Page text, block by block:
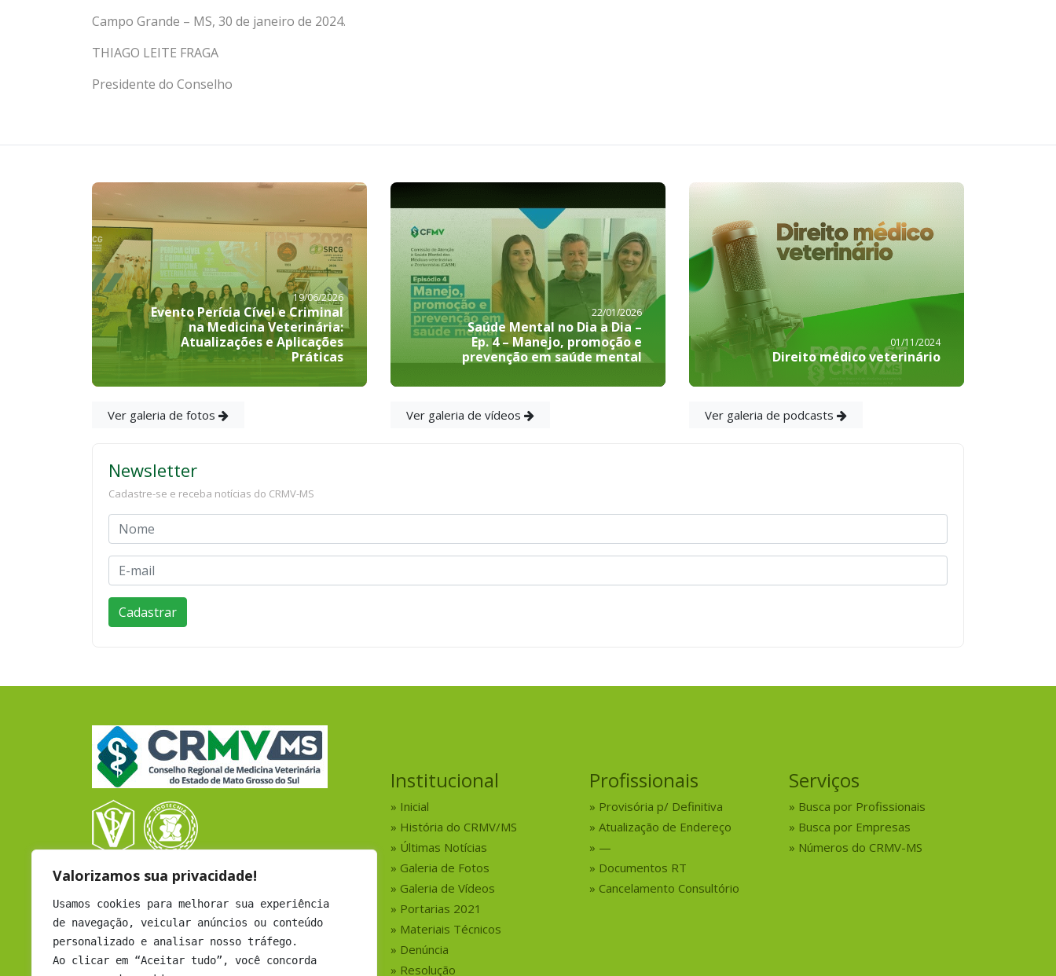
Valorizamos sua privacidade!
Usamos cookies para melhorar sua experiência
de navegação, veicular anúncios ou conteúdo
personalizado e analisar nosso tráfego.
Ao clicar em “Aceitar tudo”, você concorda
Campo Grande – MS, 30 de janeiro de 2024.
THIAGO LEITE FRAGA
Presidente do Conselho
19/06/2026
Evento Perícia Cível e Criminal
na Medicina Veterinária:
Atualizações e Aplicações
Práticas
Ver galeria de fotos
22/01/2026
Saúde Mental no Dia a Dia –
Ep. 4 – Manejo, promoção e
prevenção em saúde mental
Ver galeria de vídeos
01/11/2024
Direito médico veterinário
Ver galeria de podcasts
Newsletter
Cadastre-se e receba notícias do CRMV-MS
CRMV - CAMPO GRANDE
Rua Coronel Cacildo Arantes, 433
B. Chácara Cachoeira - Cep: 79040-452
Campo Grande - MS
Atendimento: Seg a Sex - 12h às 18h
Institucional
Inicial
História do CRMV/MS
Últimas Notícias
Galeria de Fotos
Galeria de Vídeos
Portarias 2021
Materiais Técnicos
Denúncia
Resolução
Profissionais
Provisória p/ Definitiva
Atualização de Endereço
—
Documentos RT
Cancelamento Consultório
Serviços
Busca por Profissionais
Busca por Empresas
Números do CRMV-MS